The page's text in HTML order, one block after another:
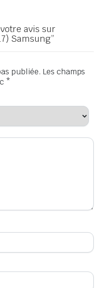
avis sur
Samsung”
publiée. Les champs
*